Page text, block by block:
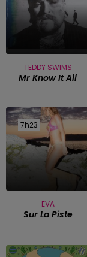
TEDDY SWIMS
Mr Know It All
7h23
7h23
EVA
Sur La Piste